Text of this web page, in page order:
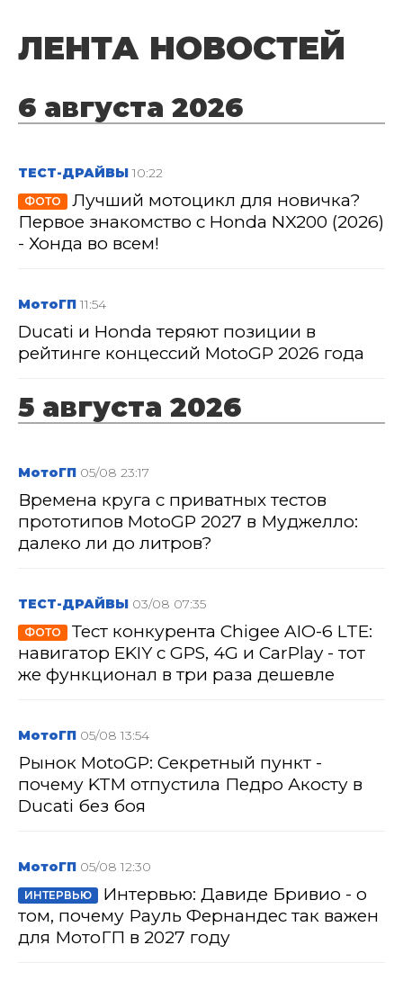
ЛЕНТА НОВОСТЕЙ
6 августа 2026
ТЕСТ-ДРАЙВЫ 10:22
ФОТО
Лучший мотоцикл для новичка?
Первое знакомство с Honda NX200 (2026)
- Хонда во всем!
МотоГП 11:54
Ducati и Honda теряют позиции в
рейтинге концессий MotoGP 2026 года
5 августа 2026
МотоГП 05/08 23:17
Времена круга с приватных тестов
прототипов MotoGP 2027 в Муджелло:
далеко ли до литров?
ТЕСТ-ДРАЙВЫ 03/08 07:35
ФОТО
Тест конкурента Chigee AIO-6 LTE:
навигатор EKIY с GPS, 4G и CarPlay - тот
же функционал в три раза дешевле
МотоГП 05/08 13:54
Рынок MotoGP: Секретный пункт -
почему KTM отпустила Педро Акосту в
Ducati без боя
МотоГП 05/08 12:30
ИНТЕРВЬЮ
Интервью: Давиде Бривио - о
том, почему Рауль Фернандес так важен
для МотоГП в 2027 году